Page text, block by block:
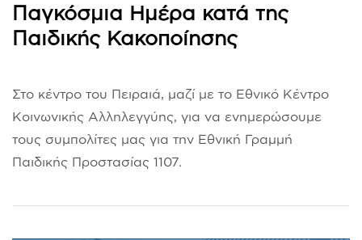
Παγκόσμια Ημέρα κατά της
Παιδικής Κακοποίησης
Στο κέντρο του Πειραιά, μαζί με το Εθνικό Κέντρο
Κοινωνικής Αλληλεγγύης, για να ενημερώσουμε
τους συμπολίτες μας για την Εθνική Γραμμή
Παιδικής Προστασίας 1107.